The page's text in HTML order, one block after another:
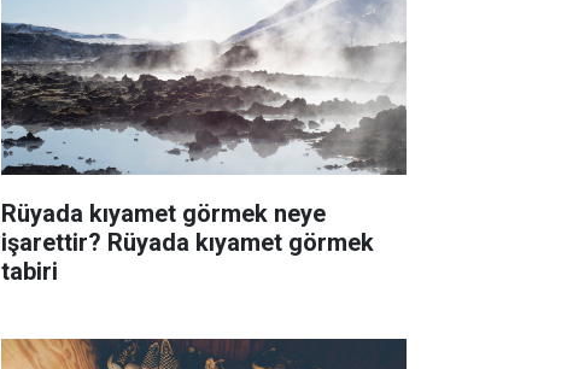
Rüyada kıyamet görmek neye
işarettir? Rüyada kıyamet görmek
tabiri